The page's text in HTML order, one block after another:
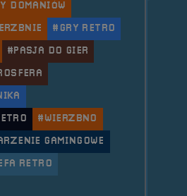
DOMANIÓW
#GRY RETRO
#PASJA DO GIER
#WIERZBNO
GAMINGOWE
RETRO